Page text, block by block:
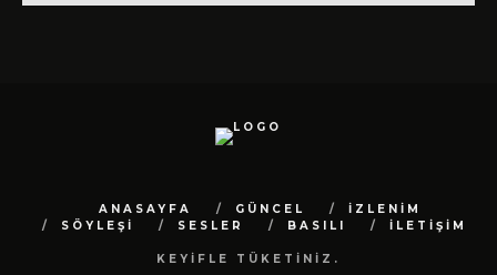
ANASAYFA GÜNCEL
İZLENİM
SÖYLEŞİ
SESLER BASILI İLETİŞİM
KEYİFLE TÜKETİNİZ.